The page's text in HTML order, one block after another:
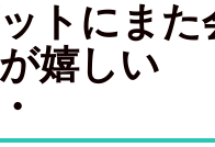
トにまた
嬉しい